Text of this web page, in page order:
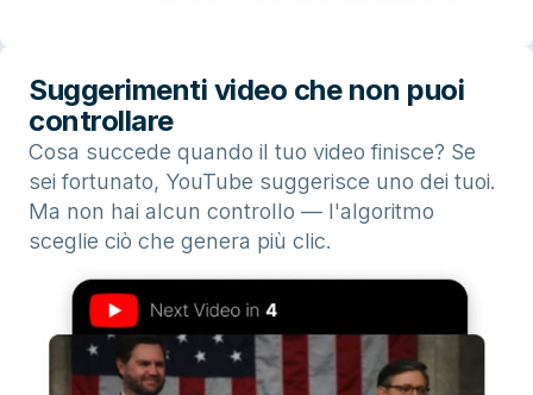
Suggerimenti video che non puoi
controllare
Cosa succede quando il tuo video finisce? Se
sei fortunato, YouTube suggerisce uno dei tuoi.
Ma non hai alcun controllo — l'algoritmo
sceglie ciò che genera più clic.